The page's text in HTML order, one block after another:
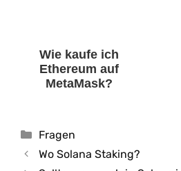
Wie kaufe ich
Ethereum auf
MetaMask?
Kategorien
Fragen
Wo Solana Staking?